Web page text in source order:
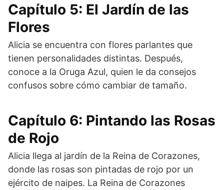
Capítulo 5: El Jardín de las
Flores
Alicia se encuentra con flores parlantes que
tienen personalidades distintas. Después,
conoce a la Oruga Azul, quien le da consejos
confusos sobre cómo cambiar de tamaño.
Capítulo 6: Pintando las Rosas
de Rojo
Alicia llega al jardín de la Reina de Corazones,
donde las rosas son pintadas de rojo por un
ejército de naipes. La Reina de Corazones